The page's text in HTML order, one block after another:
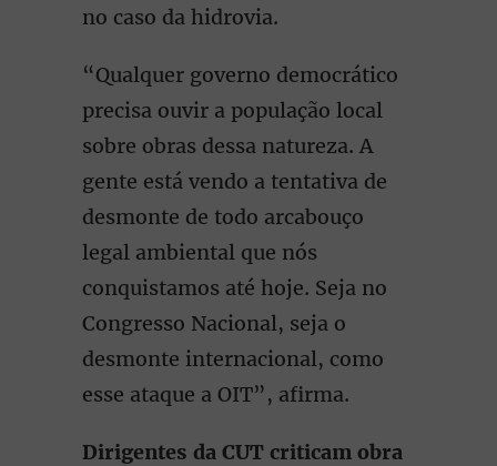
no caso da hidrovia.
“Qualquer governo democrático
precisa ouvir a população local
sobre obras dessa natureza. A
gente está vendo a tentativa de
desmonte de todo arcabouço
legal ambiental que nós
conquistamos até hoje. Seja no
Congresso Nacional, seja o
desmonte internacional, como
esse ataque a OIT”, afirma.
Dirigentes da CUT criticam obra